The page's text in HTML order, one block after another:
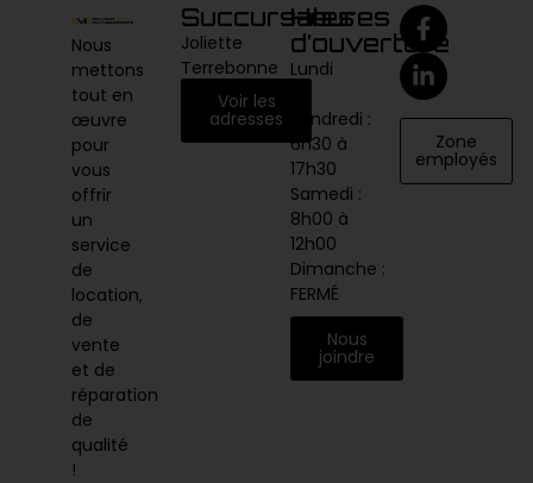
Nous
mettons
tout en
œuvre
pour
vous
offrir
un
service
de
location,
de
vente
et de
réparation
de
qualité
!
Succursales
Joliette
Terrebonne
Voir les
adresses
Heures
d’ouverture
Lundi
vendredi :
6h30 à
17h30
Samedi :
8h00 à
12h00
Dimanche :
FERMÉ
Nous
joindre
Zone
employés